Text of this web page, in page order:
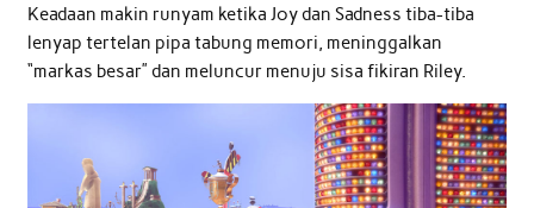
Keadaan makin runyam ketika Joy dan Sadness tiba-tiba
lenyap tertelan pipa tabung memori, meninggalkan
“markas besar” dan meluncur menuju sisa fikiran Riley.